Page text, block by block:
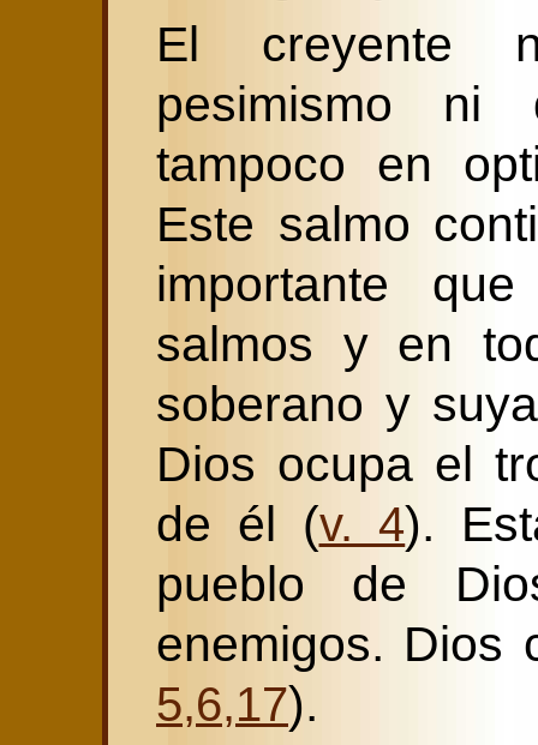
El creyente
pesimismo ni
tampoco en
Este salmo
importante
salmos y en
soberano y
Dios ocupa el
de él (v. 4).
pueblo de
enemigos. Dios
5,6,17).